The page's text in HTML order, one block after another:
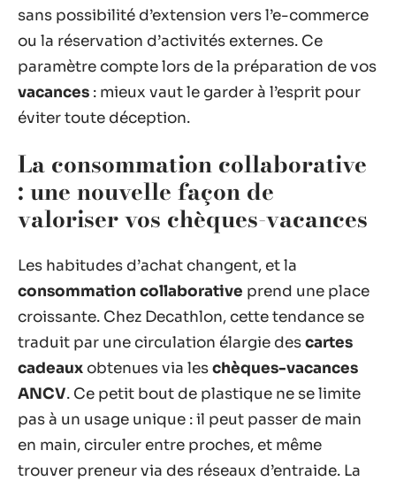
sans possibilité d’extension vers l’e-commerce
ou la réservation d’activités externes. Ce
paramètre compte lors de la préparation de vos
vacances : mieux vaut le garder à l’esprit pour
éviter toute déception.
La consommation collaborative
: une nouvelle façon de
valoriser vos chèques-vacances
Les habitudes d’achat changent, et la
consommation collaborative prend une place
croissante. Chez Decathlon, cette tendance se
traduit par une circulation élargie descartes
cadeaux obtenues via leschèques-vacances
ANCV. Ce petit bout de plastique ne se limite
pas à un usage unique : il peut passer de main
en main, circuler entre proches, et même
trouver preneur via des réseaux d’entraide. La